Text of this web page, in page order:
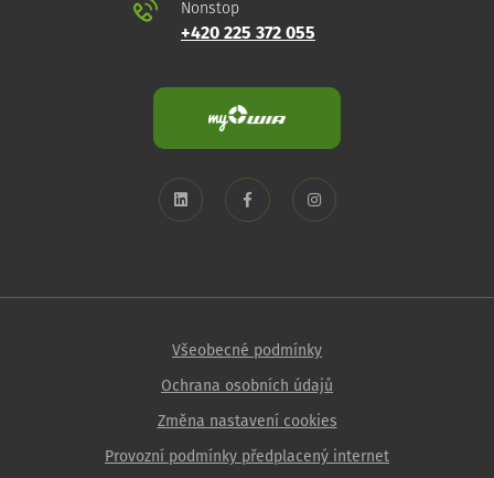
Nonstop
+420 225 372 055
Všeobecné podmínky
Ochrana osobních údajů
Změna nastavení cookies
Provozní podmínky předplacený internet